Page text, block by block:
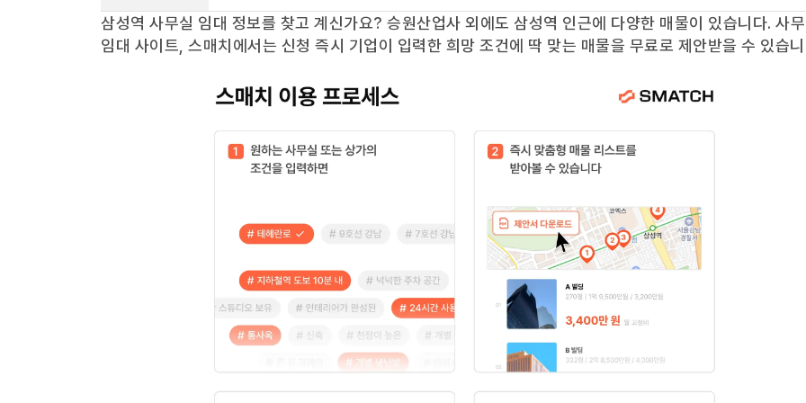
삼성역 사무실 임대 정보를 찾고 계신가요? 승원산업사 외에도 삼성역 인근에 다양한 매물이 있습니다. 사
임대 사이트, 스매치에서는 신청 즉시 기업이 입력한 희망 조건에 딱 맞는 매물을 무료로 제안받을 수 있습